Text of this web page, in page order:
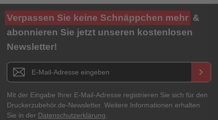
Ihre Bewertung**
★★★★★
Titel**
E-Mail-Adresse
Ihr Passwort
Verpassen Sie keine Schnäppchen mehr &
abonnieren Sie jetzt unseren kostenlosen
Newsletter!
Newsletter E-Mail Adresse keyboard_arrow_right
Mit der Eingabe Ihrer E-Mail-Adresse registrieren Sie sich für den
Druckerzubehör.de-Newsletter. Weitere Informationen erhalten
Sie in der Datenschutzerklärung.